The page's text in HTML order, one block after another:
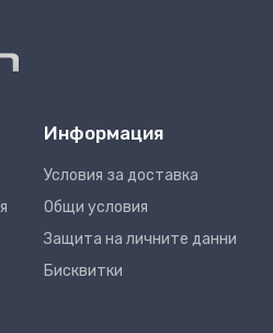
Информация
Условия за доставка
Общи условия
Защита на личните данни
Бисквитки